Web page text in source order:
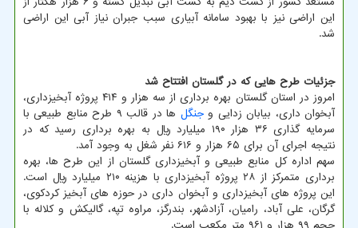
این اراضی نیز با بهبود سامانه آبیاری سبب جبران نیاز آبی این اراضی
شد.
جزئیات طرح هایی که در گلستان افتتاح شد
امروز در استان گلستان بهره برداری از سه هزار و ۴۱۴ پروژه آبخیزداری،
آبخوان داری، بیابان زدایی وجنگل
ها در قالب ۹ طرح منابع طبیعی با
سرمایه گذاری ۳۶ هزار ۱۹۰ میلیارد ریال به بهره برداری رسید که در
نتیجه اجرای آن برای ۶۵ هزار و ۶۱۶ نفر شغل به وجود آمد.
سهم اداره کل منابع طبیعی و آبخیزداری گلستان از این طرح ها، بهره
برداری متمرکز از ۲۸ پروژه آبخیزداری با هزینه ۲۱۰ میلیارد ریال است.
این پروژه های آبخیزداری و آبخوان داری در حوزه های آبخیز کردکوی،
گرگان، علی آباد، رامیان، آزادشهر، بندرگز، مراوه تپه، گالیکش و کلاله با